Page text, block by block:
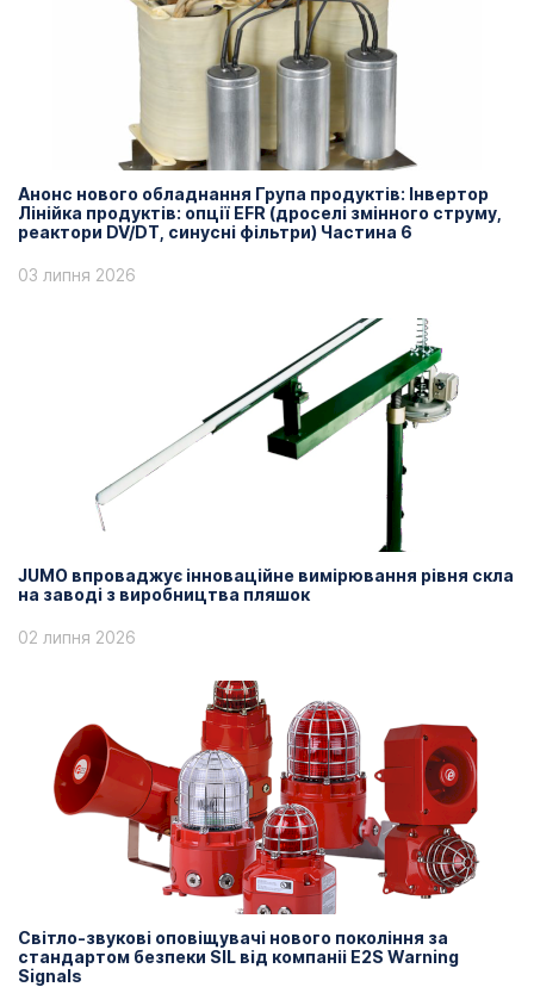
Анонс нового обладнання Група продуктів: Інвертор
Лінійка продуктів: опції EFR (дроселі змінного струму,
реактори DV/DT, синусні фільтри) Частина 6
03 липня 2026
JUMO впроваджує інноваційне вимірювання рівня скла
на заводі з виробництва пляшок
02 липня 2026
Світло-звукові оповіщувачі нового покоління за
стандартом безпеки SIL від компаніі E2S Warning
Signals